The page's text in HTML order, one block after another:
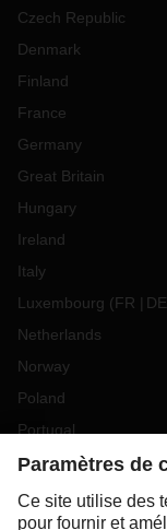
Czech Republic
Denmark
Finland
France
Germany
Great Britain
Hungary
Ireland
Italy
Luxembourg (FR DE
Netherlands
Norway
Poland
Portugal
Romania
Slovakia
Spain